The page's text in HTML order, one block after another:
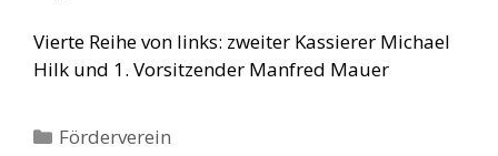
Vierte Reihe von links: zweiter Kassierer Michael
Hilk und 1. Vorsitzender Manfred Mauer
Kategorien
Förderverein